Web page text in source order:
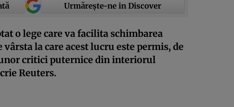
Urmărește-ne in Discover
o lege care va facilita schimbarea
la care acest lucru este permis, de
unor critici puternice din interiorul
Reuters.